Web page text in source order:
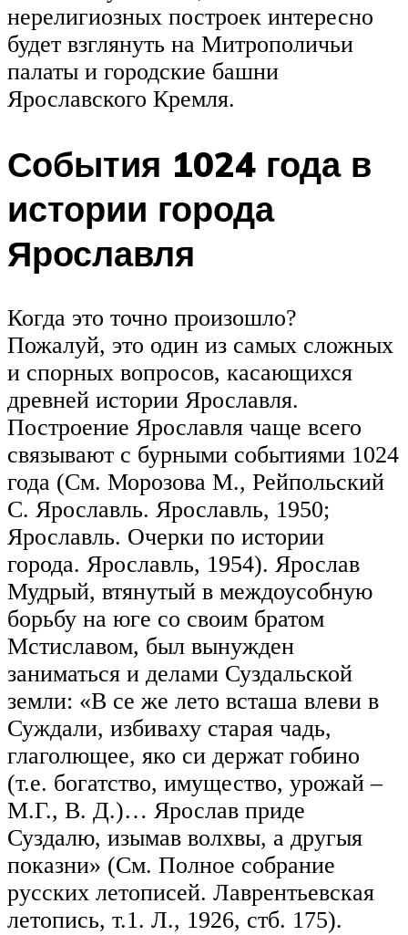
нерелигиозных построек интересно
будет взглянуть на Митрополичьи
палаты и городские башни
Ярославского Кремля.
События 1024 года в
истории города
Ярославля
Когда это точно произошло?
Пожалуй, это один из самых сложных
и спорных вопросов, касающихся
древней истории Ярославля.
Построение Ярославля чаще всего
связывают с бурными событиями 1024
года (См. Морозова М., Рейпольский
С. Ярославль. Ярославль, 1950;
Ярославль. Очерки по истории
города. Ярославль, 1954). Ярослав
Мудрый, втянутый в междоусобную
борьбу на юге со своим братом
Мстиславом, был вынужден
заниматься и делами Суздальской
земли: «В се же лето всташа влеви в
Суждали, избиваху старая чадь,
глаголющее, яко си держат гобино
(т.е. богатство, имущество, урожай –
М.Г., В. Д.)… Ярослав приде
Суздалю, изымав волхвы, а другыя
показни» (См. Полное собрание
русских летописей. Лаврентьевская
летопись, т.1. Л., 1926, стб. 175).